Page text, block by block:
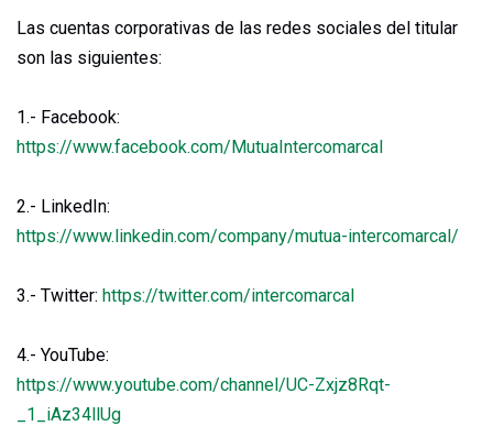
Las cuentas corporativas de las redes sociales del titular
son las siguientes:
1.- Facebook:
https://www.facebook.com/MutuaIntercomarcal
2.- LinkedIn:
https://www.linkedin.com/company/mutua-intercomarcal/
3.- Twitter: https://twitter.com/intercomarcal
4.- YouTube:
https://www.youtube.com/channel/UC-Zxjz8Rqt-
_1_iAz34llUg